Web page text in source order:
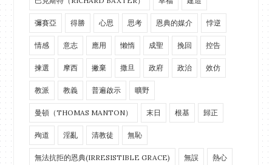
彌賽亞 得勝 心思 思考 恩典的媒介 悖逆
情感 意志 應用 懶惰 成聖 挽回 控告
揀選 摩西 撇棄 撒旦 政府 政治 效仿
教派 教義 普遍啟示 曠野
曼頓（THOMAS MANTON） 末日 根基 歸正
殉道 淫亂 清教徒 無恥
無法抗拒的恩典(IRRESISTIBLE GRACE) 無誤 熱心